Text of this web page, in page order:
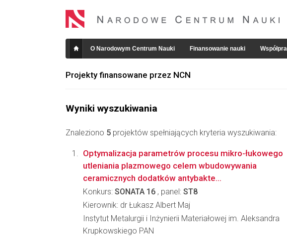
O Narodowym Centrum Nauki Finansowanie nauki
Projekty finansowane przez NCN
Wyniki wyszukiwania
Znaleziono 5 projektów spełniających kryteria wyszukiwania:
Optymalizacja parametrów procesu mikro-łukowego
utleniania plazmowego celem wbudowywania
ceramicznych dodatków antybakte...
Konkurs: SONATA 16 , panel: ST8
Kierownik: dr Łukasz Albert Maj
Instytut Metalurgii i Inżynierii Materiałowej im. Aleksandra
Krupkowskiego PAN